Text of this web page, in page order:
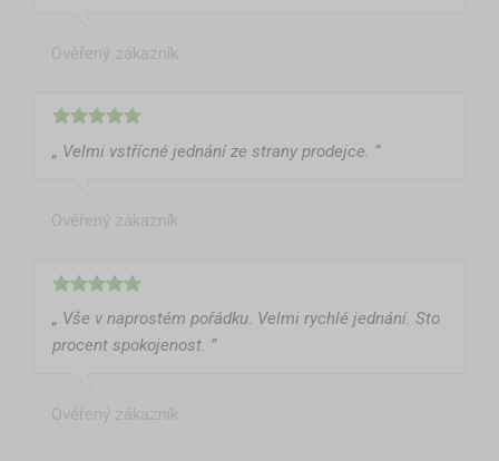
pohoštění hostů nebo výjimečné události. Dobře zvolený stan
Ověřený zákazník
„ Velmi vstřícné jednání ze strany prodejce. ”
Ověřený zákazník
„ Vše v naprostém pořádku. Velmi rychlé jednání. Sto
procent spokojenost. ”
Ověřený zákazník